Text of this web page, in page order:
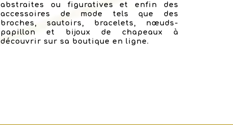
abstraites ou figuratives et enfin des
accessoires de mode tels que des
broches, sautoirs, bracelets, nœuds-
papillon et bijoux de chapeaux à
découvrir sur sa boutique en ligne.